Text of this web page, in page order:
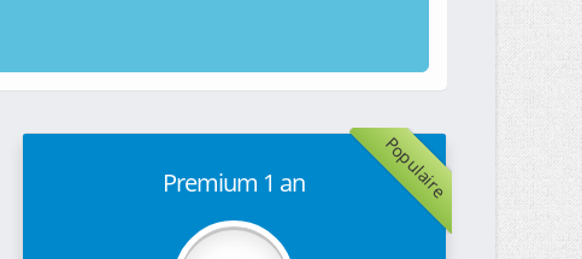
Populaire
Premium 1 an